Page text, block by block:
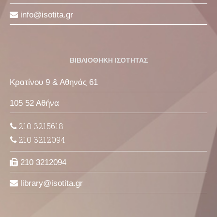
info isotita gr
ΒΙΒΛΙΟΘΗΚΗ ΙΣΟΤΗΤΑΣ
Κρατίνου 9 & Αθηνάς 61
105 52 Αθήνα
210 3215618
210 3212094
210 3212094
library isotita gr